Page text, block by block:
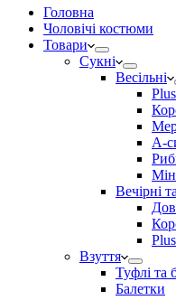
Головна
Чоловічі костюми
Товари
Сукні
Весільні
А-
Вечірні
Взуття
Туфлі та
Балетки